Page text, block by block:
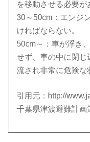
を移動させる必要が
30～50cm：エンジ
ければならない。
50cm～：車が浮き
せず、車の中に閉じ
流され非常に危険な
引用元：http://
千葉県津波避難計画